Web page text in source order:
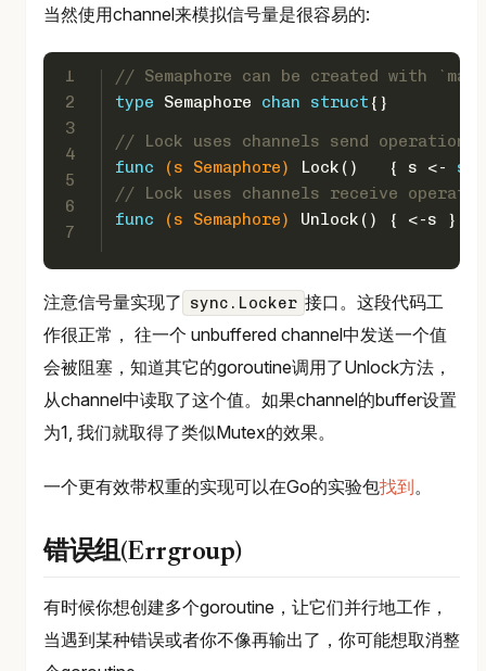
当然使用channel来模拟信号量是很容易的:
1
2
3
4
5
6
7
// Semaphore can be created with
type Semaphore chan struct {}
// Lock uses channels send
func
(s Semaphore) Lock()   { s <-
// Lock uses channels receive
func
(s Semaphore) Unlock() { <-s }
注意信号量实现了 sync.Locker 接口。这段代码工
作很正常， 往一个 unbuffered channel中发送一个值
会被阻塞，知道其它的goroutine调用了Unlock方法，
从channel中读取了这个值。如果channel的buffer设置
为1, 我们就取得了类似Mutex的效果。
一个更有效带权重的实现可以在Go的实验包找到。
错误组(Errgroup)
有时候你想创建多个goroutine，让它们并行地工作，
当遇到某种错误或者你不像再输出了，你可能想取消整